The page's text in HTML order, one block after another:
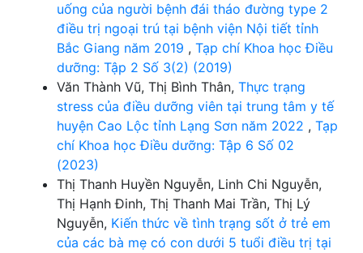
uống của người bệnh đái tháo đường type 2
điều trị ngoại trú tại bệnh viện Nội tiết tỉnh
Bắc Giang năm 2019 , Tạp chí Khoa học Điều
dưỡng: Tập 2 Số 3(2) (2019)
Văn Thành Vũ, Thị Bình Thân, Thực trạng
stress của điều dưỡng viên tại trung tâm y tế
huyện Cao Lộc tỉnh Lạng Sơn năm 2022 , Tạp
chí Khoa học Điều dưỡng: Tập 6 Số 02
(2023)
Thị Thanh Huyền Nguyễn, Linh Chi Nguyễn,
Thị Hạnh Đinh, Thị Thanh Mai Trần, Thị Lý
Nguyễn, Kiến thức về tình trạng sốt ở trẻ em
của các bà mẹ có con dưới 5 tuổi điều trị tại